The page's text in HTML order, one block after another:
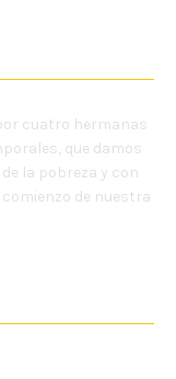
cuatro hermanas
que damos
la pobreza y con
de nuestra